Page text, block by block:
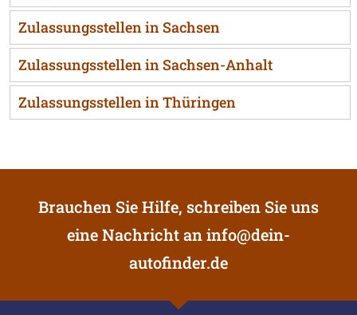
Zulassungsstellen in Sachsen
Zulassungsstellen in Sachsen-Anhalt
Zulassungsstellen in Thüringen
Brauchen Sie Hilfe, schreiben Sie uns
eine Nachricht aninfo@dein-
autofinder.de